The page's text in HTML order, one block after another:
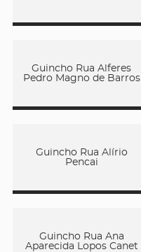
Guincho Rua Alferes
Pedro Magno de Barros
Guincho Rua Alírio
Pencai
Guincho Rua Ana
Aparecida Lopos Canet